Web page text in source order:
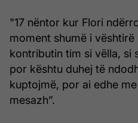
"17 nëntor kur Flori
moment shumë i
kontributin tim si vëlla, si
por kështu duhej të
kuptojmë, por ai edhe
mesazh”.